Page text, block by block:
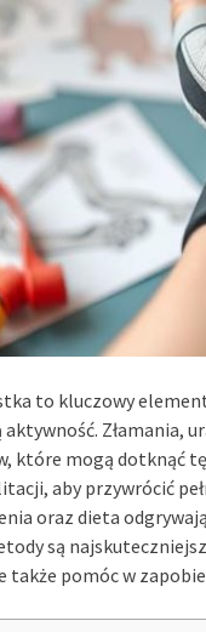
to kluczowy
Złamania,
które mogą dotknąć tę
aby przywrócić
oraz dieta
są
także pomóc w